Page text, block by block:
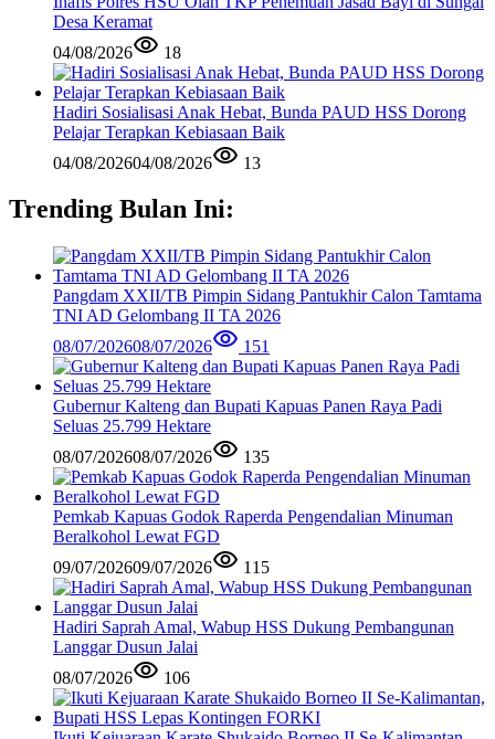
Desa Keramat
04/08/2026
18
Hadiri Sosialisasi Anak Hebat, Bunda PAUD HSS Dorong
Pelajar Terapkan Kebiasaan Baik
04/08/202604/08/2026 13
Trending Bulan Ini:
Pangdam XXII/TB Pimpin Sidang Pantukhir Calon Tamtama
TNI AD Gelombang II TA 2026
08/07/202608/07/2026 151
Gubernur Kalteng dan Bupati Kapuas Panen Raya Padi
Seluas 25.799 Hektare
08/07/202608/07/2026 135
Pemkab Kapuas Godok Raperda Pengendalian Minuman
Beralkohol Lewat FGD
09/07/202609/07/2026 115
Hadiri Saprah Amal, Wabup HSS Dukung Pembangunan
Langgar Dusun Jalai
08/07/2026
106